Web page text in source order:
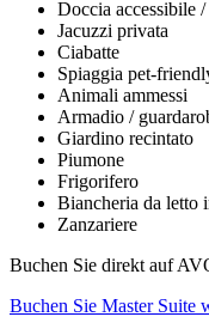
Doccia accessibile
Jacuzzi privata
Ciabatte
Spiaggia pet-
Animali ammessi
Armadio /
Giardino recintato
Piumone
Frigorifero
Biancheria da letto
Zanzariere
Buchen Sie direkt auf
Buchen Sie Master Suite